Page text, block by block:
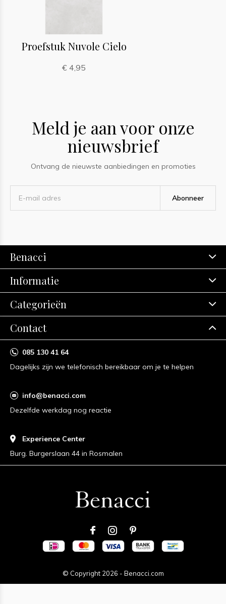
Proefstuk Nuvole Cielo
€ 4,95
Meld je aan voor onze
nieuwsbrief
Ontvang de nieuwste aanbiedingen en promoties
Abonneer
Benacci
Informatie
Categorieën
Contact
085 130 41 64
Dagelijks zijn we telefonisch bereikbaar om je te helpen
info@benacci.com
Dezelfde werkdag nog reactie
Experience Center
Burg. Burgerslaan 44 in Rosmalen
© Copyright 2026 - Benacci.com